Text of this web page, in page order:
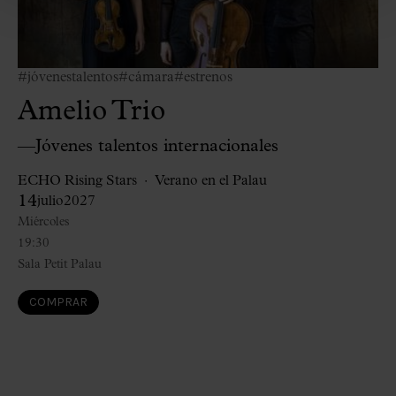
#jóvenestalentos#cámara#estrenos
Amelio Trio
—Jóvenes talentos internacionales
ECHO Rising Stars Verano en el Palau
14julio2027
19:30
Miércoles
Sala Petit Palau
COMPRAR